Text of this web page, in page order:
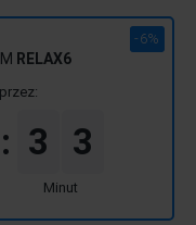
RELAX6
-6%
: 3 2
Minut